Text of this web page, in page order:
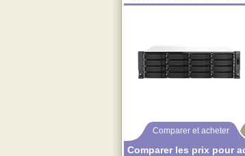
Comparer et acheter
Comparer les prix pour